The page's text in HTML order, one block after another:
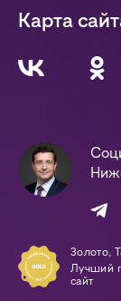
Карта
Золото,
Лучший
сайт